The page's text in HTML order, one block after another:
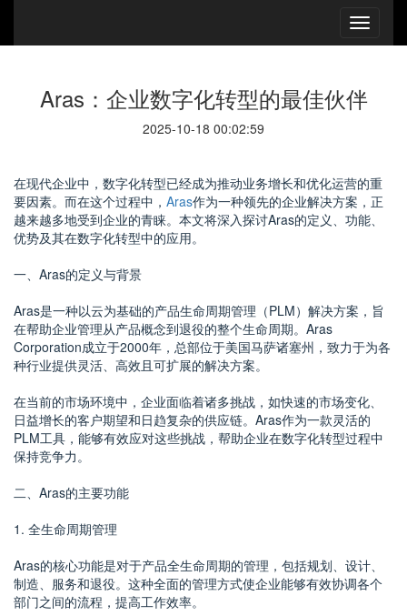
Aras：企业数字化转型的最佳伙伴
2025-10-18 00:02:59
在现代企业中，数字化转型已经成为推动业务增长和优化运营的重
要因素。而在这个过程中， Aras作为一种领先的企业解决方案，正
越来越多地受到企业的青睐。本文将深入探讨Aras的定义、功能、
优势及其在数字化转型中的应用。
一、Aras的定义与背景
Aras是一种以云为基础的产品生命周期管理（PLM）解决方案，旨
在帮助企业管理从产品概念到退役的整个生命周期。Aras
Corporation成立于2000年，总部位于美国马萨诸塞州，致力于为各
种行业提供灵活、高效且可扩展的解决方案。
在当前的市场环境中，企业面临着诸多挑战，如快速的市场变化、
日益增长的客户期望和日趋复杂的供应链。Aras作为一款灵活的
PLM工具，能够有效应对这些挑战，帮助企业在数字化转型过程中
保持竞争力。
二、Aras的主要功能
1. 全生命周期管理
Aras的核心功能是对于产品全生命周期的管理，包括规划、设计、
制造、服务和退役。这种全面的管理方式使企业能够有效协调各个
部门之间的流程，提高工作效率。